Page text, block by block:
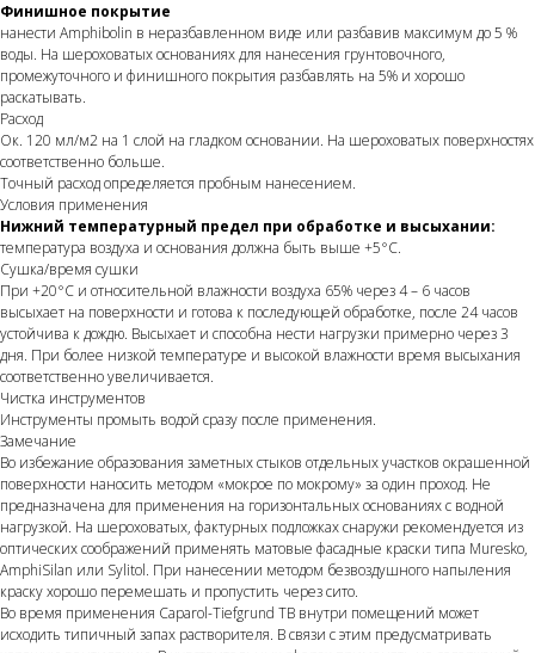
Финишное покрытие
нанести Amphibolin в неразбавленном виде или разбавив максимум до 5 %
воды. На шероховатых основаниях для нанесения грунтовочного,
промежуточного и финишного покрытия разбавлять на 5% и хорошо
раскатывать.
Расход
Ок. 120 мл/м2 на 1 слой на гладком основании. На шероховатых поверхностях
соответственно больше.
Точный расход определяется пробным нанесением.
Условия применения
Нижний температурный предел при обработке и высыхании:
температура воздуха и основания должна быть выше +5°C.
Сушка/время сушки
При +20°C и относительной влажности воздуха 65% через 4 – 6 часов
высыхает на поверхности и готова к последующей обработке, после 24 часов
устойчива к дождю. Высыхает и способна нести нагрузки примерно через 3
дня. При более низкой температуре и высокой влажности время высыхания
соответственно увеличивается.
Чистка инструментов
Инструменты промыть водой сразу после применения.
Замечание
Во избежание образования заметных стыков отдельных участков окрашенной
поверхности наносить методом «мокрое по мокрому» за один проход. Не
предназначена для применения на горизонтальных основаниях с водной
нагрузкой. На шероховатых, фактурных подложках снаружи рекомендуется из
оптических соображений применять матовые фасадные краски типа Muresko,
AmphiSilan или Sylitol. При нанесении методом безвоздушного напыления
краску хорошо перемешать и пропустить через сито.
Во время применения Caparol-Tiefgrund TB внутри помещений может
исходить типичный запах растворителя. В связи с этим предусматривать